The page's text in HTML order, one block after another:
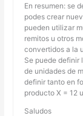
En resumen: se
podes crear
pueden utilizar
remitos u otros
convertidos a la
Se puede definir
de unidades de
definir tanto en
producto X = 12
Saludos